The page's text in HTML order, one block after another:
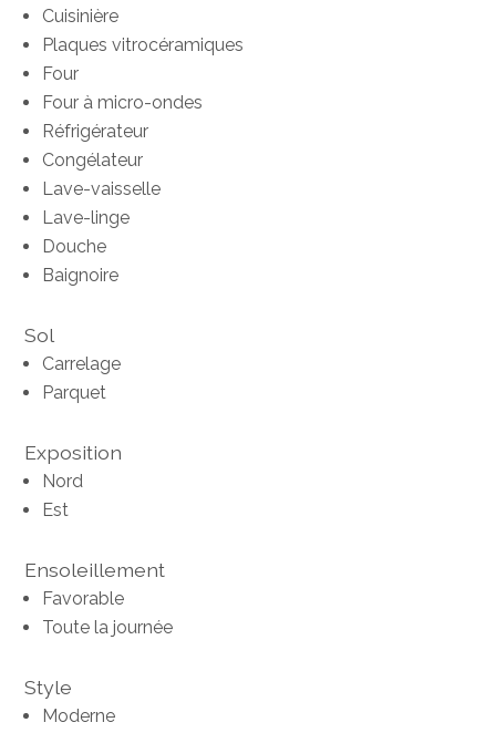
Cuisinière
Plaques vitrocéramiques
Four
Four à micro-ondes
Réfrigérateur
Congélateur
Lave-vaisselle
Lave-linge
Douche
Baignoire
Sol
Carrelage
Parquet
Exposition
Nord
Est
Ensoleillement
Favorable
Toute la journée
Style
Moderne